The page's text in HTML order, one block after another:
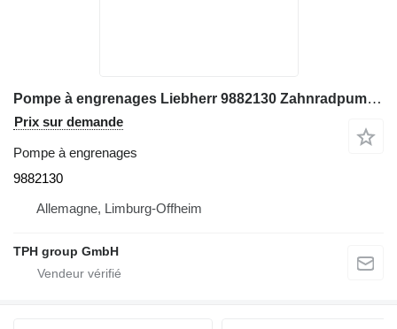
Pompe à engrenages Liebherr 9882130 Zahnradpumpe, Liebherr A914, A924 pour excavateur Liebherr A924
Prix sur demande
Pompe à engrenages
9882130
Allemagne, Limburg-Offheim
TPH group GmbH